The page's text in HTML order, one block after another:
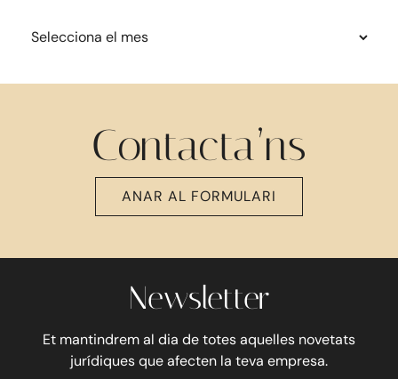
Contacta’ns
ANAR AL FORMULARI
Newsletter
Et mantindrem al dia de totes aquelles novetats
jurídiques que afecten la teva empresa.